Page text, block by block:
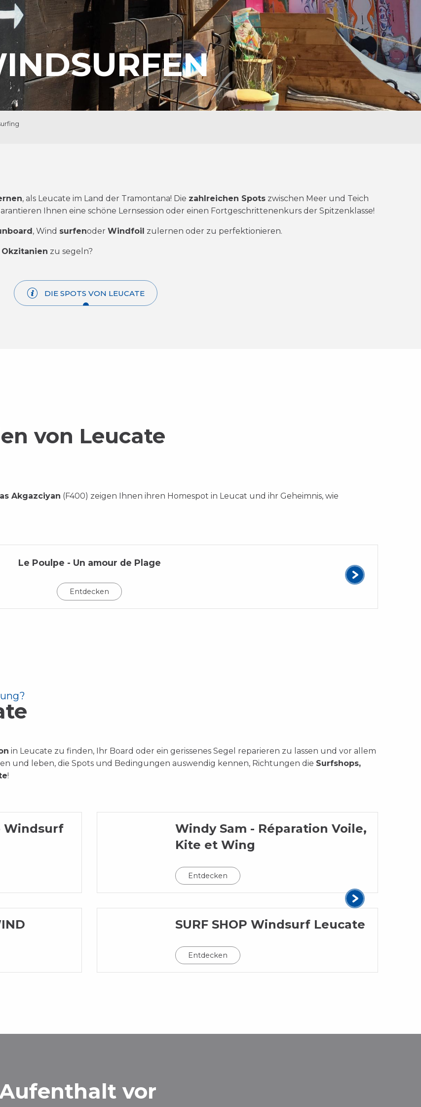
, als Leucate im Land der Tramontana! Die zahlreichen Spots zwischen Meer und Teich
Ihnen eine schöne Lernsession oder einen Fortgeschrittenenkurs der Spitzenklasse!
, Wind surfenoder Windfoil zu lernen oder zu perfektionieren.
zu segeln?
DIE SPOTS VON LEUCATE
von Leucate
Akgazciyan (F400) zeigen Ihnen ihren Homespot in Leucat und ihr Geheimnis, wie
Le Poulpe - Un amour de Plage
Entdecken
in Leucate zu finden, Ihr Board oder ein gerissenes Segel reparieren zu lassen und vor allem
und leben, die Spots und Bedingungen auswendig kennen, Richtungen die Surfshops,
!
Windsurf
Windy Sam - Réparation Voile,
Kite et Wing
Entdecken
SURF SHOP Windsurf Leucate
Entdecken
vor